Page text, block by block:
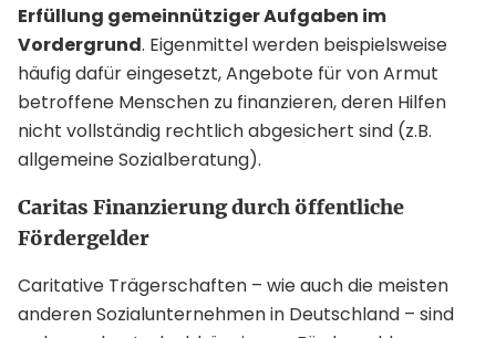
Erfüllung gemeinnütziger Aufgaben im
Vordergrund. Eigenmittel werden beispielsweise
häufig dafür eingesetzt, Angebote für von Armut
betroffene Menschen zu finanzieren, deren Hilfen
nicht vollständig rechtlich abgesichert sind (z.B.
allgemeine Sozialberatung).
Caritas Finanzierung durch öffentliche
Fördergelder
Caritative Trägerschaften – wie auch die meisten
anderen Sozialunternehmen in Deutschland – sind